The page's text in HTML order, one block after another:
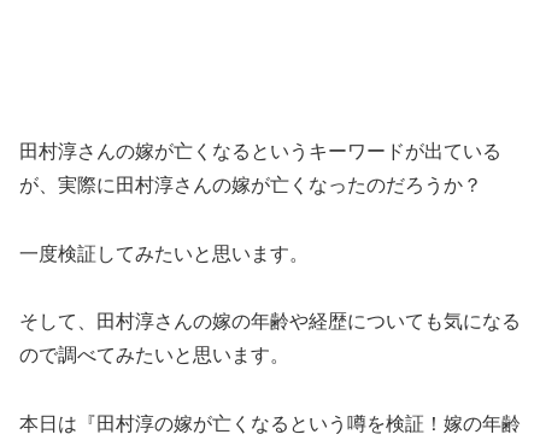
田村淳さんの嫁が亡くなるというキーワードが出ている
が、実際に田村淳さんの嫁が亡くなったのだろうか？
一度検証してみたいと思います。
そして、田村淳さんの嫁の年齢や経歴についても気になる
ので調べてみたいと思います。
本日は『田村淳の嫁が亡くなるという噂を検証！嫁の年齢